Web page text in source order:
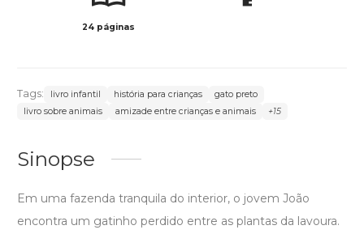
24 páginas
Tags: livro infantil história para crianças
gato preto
livro sobre animais
amizade entre crianças e animais +15
Sinopse
Em uma fazenda tranquila do interior, o jovem João
encontra um gatinho perdido entre as plantas da lavoura.